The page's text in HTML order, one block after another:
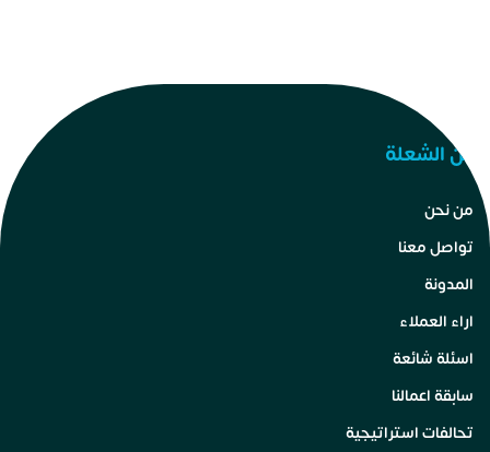
عن الشعلة
من نحن
تواصل معنا
المدونة
اراء العملاء
اسئلة شائعة
سابقة اعمالنا
تحالفات استراتيجية